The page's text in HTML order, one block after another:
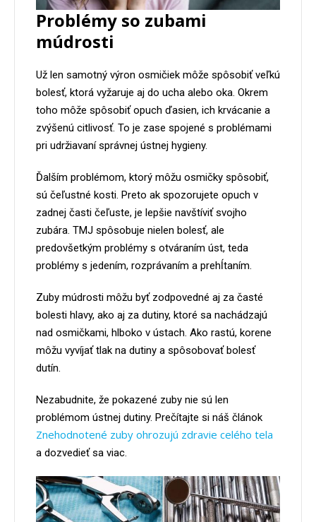
Problémy so zubami
múdrosti
Už len samotný výron osmičiek môže spôsobiť veľkú
bolesť, ktorá vyžaruje aj do ucha alebo oka. Okrem
toho môže spôsobiť opuch ďasien, ich krvácanie a
zvýšenú citlivosť. To je zase spojené s problémami
pri udržiavaní správnej ústnej hygieny.
Ďalším problémom, ktorý môžu osmičky spôsobiť,
sú čeľustné kosti. Preto ak spozorujete opuch v
zadnej časti čeľuste, je lepšie navštíviť svojho
zubára. TMJ spôsobuje nielen bolesť, ale
predovšetkým problémy s otváraním úst, teda
problémy s jedením, rozprávaním a prehĺtaním.
Zuby múdrosti môžu byť zodpovedné aj za časté
bolesti hlavy, ako aj za dutiny, ktoré sa nachádzajú
nad osmičkami, hlboko v ústach. Ako rastú, korene
môžu vyvíjať tlak na dutiny a spôsobovať bolesť
dutín.
Nezabudnite, že pokazené zuby nie sú len
problémom ústnej dutiny. Prečítajte si náš článok
Znehodnotené zuby ohrozujú zdravie celého tela
a dozvedieť sa viac.